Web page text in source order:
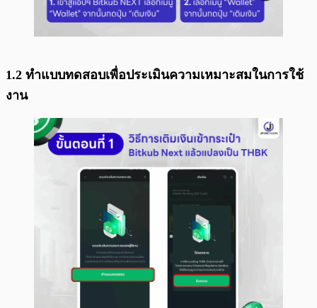
1.2 ทำแบบทดสอบเพื่อประเมินความเหมาะสมในการใช้
งาน